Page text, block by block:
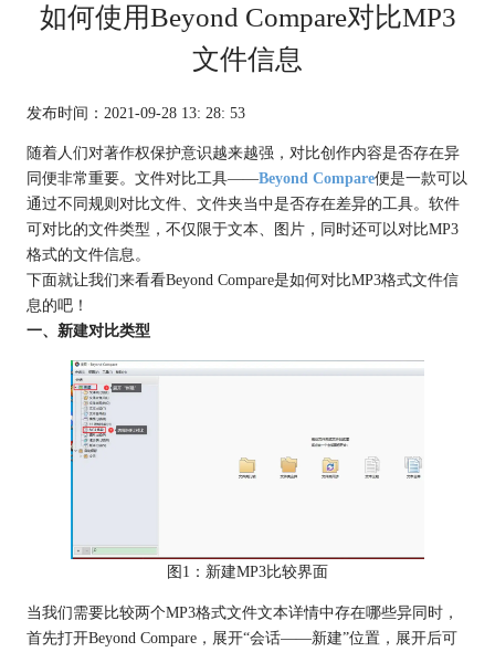
如何使用Beyond Compare对比MP3
文件信息
发布时间：2021-09-28 13: 28: 53
随着人们对著作权保护意识越来越强，对比创作内容是否存在异
同便非常重要。文件对比工具——Beyond Compare便是一款可以
通过不同规则对比文件、文件夹当中是否存在差异的工具。软件
可对比的文件类型，不仅限于文本、图片，同时还可以对比MP3
格式的文件信息。
下面就让我们来看看Beyond Compare是如何对比MP3格式文件信
息的吧！
一、新建对比类型
图1：新建MP3比较界面
当我们需要比较两个MP3格式文件文本详情中存在哪些异同时，
首先打开Beyond Compare，展开“会话——新建”位置，展开后可